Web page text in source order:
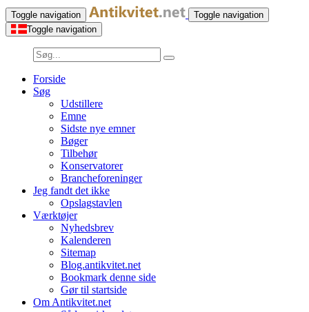
Toggle navigation
Toggle navigation
Toggle navigation
Forside
Søg
Udstillere
Emne
Sidste nye emner
Bøger
Tilbehør
Konservatorer
Brancheforeninger
Jeg fandt det ikke
Opslagstavlen
Værktøjer
Nyhedsbrev
Kalenderen
Sitemap
Blog.antikvitet.net
Bookmark denne side
Gør til startside
Om Antikvitet.net